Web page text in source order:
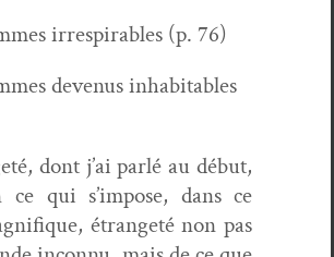
irres­pirables (p. 76)
devenus inhab­it­a­bles
dont j’ai par­lé au début,
ce qui s’impose, dans ce
étrangeté non pas